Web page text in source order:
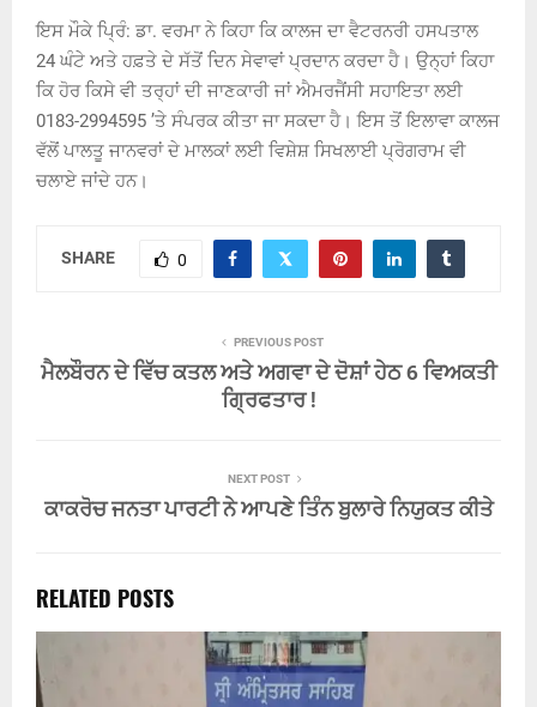
ਇਸ ਮੌਕੇ ਪ੍ਰਿੰ: ਡਾ. ਵਰਮਾ ਨੇ ਕਿਹਾ ਕਿ ਕਾਲਜ ਦਾ ਵੈਟਰਨਰੀ ਹਸਪਤਾਲ
24 ਘੰਟੇ ਅਤੇ ਹਫ਼ਤੇ ਦੇ ਸੱਤੋਂ ਦਿਨ ਸੇਵਾਵਾਂ ਪ੍ਰਦਾਨ ਕਰਦਾ ਹੈ। ਉਨ੍ਹਾਂ ਕਿਹਾ
ਕਿ ਹੋਰ ਕਿਸੇ ਵੀ ਤਰ੍ਹਾਂ ਦੀ ਜਾਣਕਾਰੀ ਜਾਂ ਐਮਰਜੈਂਸੀ ਸਹਾਇਤਾ ਲਈ
0183-2994595 ’ਤੇ ਸੰਪਰਕ ਕੀਤਾ ਜਾ ਸਕਦਾ ਹੈ। ਇਸ ਤੋਂ ਇਲਾਵਾ ਕਾਲਜ
ਵੱਲੋਂ ਪਾਲਤੂ ਜਾਨਵਰਾਂ ਦੇ ਮਾਲਕਾਂ ਲਈ ਵਿਸ਼ੇਸ਼ ਸਿਖਲਾਈ ਪ੍ਰੋਗਰਾਮ ਵੀ
ਚਲਾਏ ਜਾਂਦੇ ਹਨ।
SHARE 0
PREVIOUS POST
ਮੈਲਬੌਰਨ ਦੇ ਵਿੱਚ ਕਤਲ ਅਤੇ ਅਗਵਾ ਦੇ ਦੋਸ਼ਾਂ ਹੇਠ 6 ਵਿਅਕਤੀ
ਗ੍ਰਿਫਤਾਰ !
NEXT POST
ਕਾਕਰੋਚ ਜਨਤਾ ਪਾਰਟੀ ਨੇ ਆਪਣੇ ਤਿੰਨ ਬੁਲਾਰੇ ਨਿਯੁਕਤ ਕੀਤੇ
RELATED POSTS